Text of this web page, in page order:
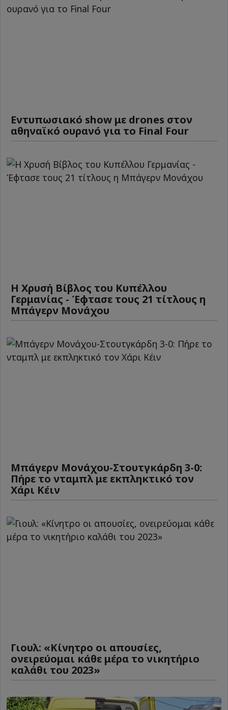
Εντυπωσιακό show με drones στον
αθηναϊκό ουρανό για το Final Four
Η Χρυσή Βίβλος του Κυπέλλου
Γερμανίας - Έφτασε τους 21 τίτλους η
Μπάγερν Μονάχου
Μπάγερν Μονάχου-Στουτγκάρδη 3-0:
Πήρε το νταμπλ με εκπληκτικό τον
Χάρι Κέιν
Γιουλ: «Κίνητρο οι απουσίες,
ονειρεύομαι κάθε μέρα το νικητήριο
καλάθι του 2023»